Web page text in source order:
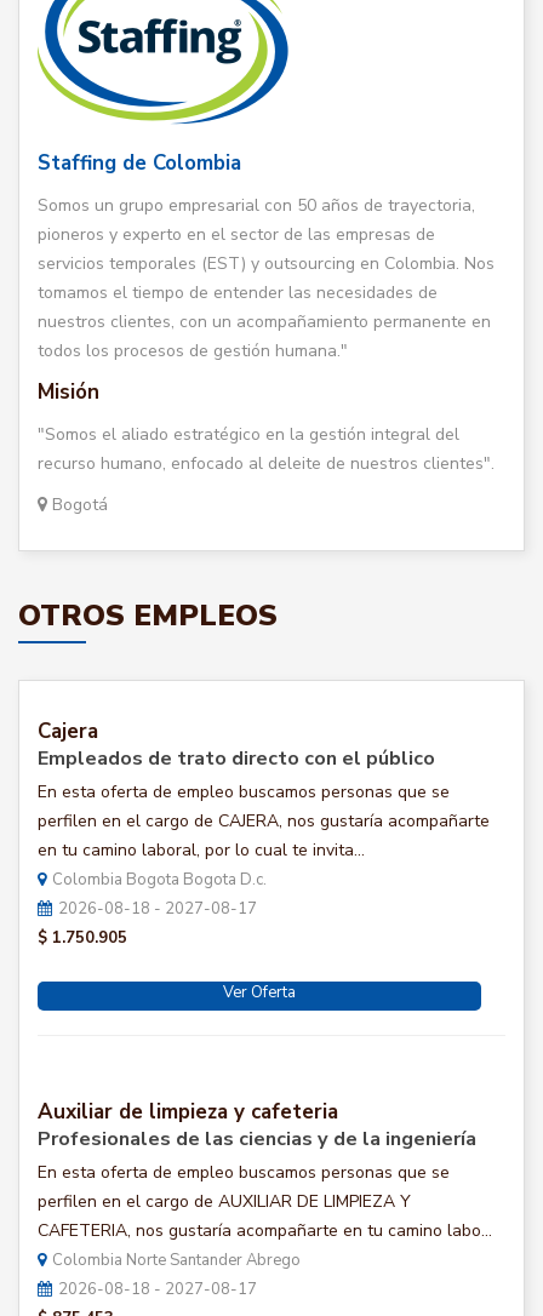
Staffing de Colombia
Somos un grupo empresarial con 50 años de trayectoria,
pioneros y experto en el sector de las empresas de
servicios temporales (EST) y outsourcing en Colombia. Nos
tomamos el tiempo de entender las necesidades de
nuestros clientes, con un acompañamiento permanente en
todos los procesos de gestión humana."
Misión
"Somos el aliado estratégico en la gestión integral del
recurso humano, enfocado al deleite de nuestros clientes".
Bogotá
OTROS EMPLEOS
Cajera
Empleados de trato directo con el público
En esta oferta de empleo buscamos personas que se
perfilen en el cargo de CAJERA, nos gustaría acompañarte
en tu camino laboral, por lo cual te invita...
Colombia Bogota Bogota D.c.
2026-08-18 - 2027-08-17
$ 1.750.905
Ver Oferta
Auxiliar de limpieza y cafeteria
Profesionales de las ciencias y de la ingeniería
En esta oferta de empleo buscamos personas que se
perfilen en el cargo de AUXILIAR DE LIMPIEZA Y
CAFETERIA, nos gustaría acompañarte en tu camino labo...
Colombia Norte Santander Abrego
2026-08-18 - 2027-08-17